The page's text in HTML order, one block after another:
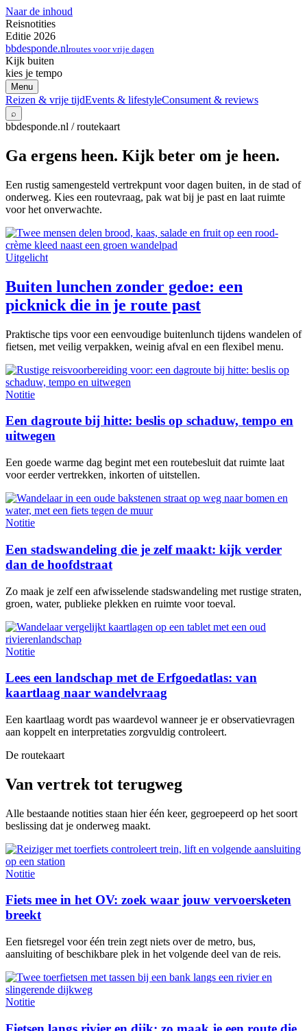
Naar de inhoud
Reisnotities
Editie 2026
bbdesponde.nlroutes voor vrije dagen
Kijk buiten
kies je tempo
Menu
Reizen & vrije tijdEvents & lifestyleConsument & reviews
⌕
bbdesponde.nl / routekaart
Ga ergens heen. Kijk beter om je heen.
Een rustig samengesteld vertrekpunt voor dagen buiten, in de stad of
onderweg. Kies een routevraag, pak wat bij je past en laat ruimte
voor het onverwachte.
Uitgelicht
Buiten lunchen zonder gedoe: een
picknick die in je route past
Praktische tips voor een eenvoudige buitenlunch tijdens wandelen of
fietsen, met veilig verpakken, weinig afval en een flexibel menu.
Notitie
Een dagroute bij hitte: beslis op schaduw, tempo en
uitwegen
Een goede warme dag begint met een routebesluit dat ruimte laat
voor eerder vertrekken, inkorten of uitstellen.
Notitie
Een stadswandeling die je zelf maakt: kijk verder
dan de hoofdstraat
Zo maak je zelf een afwisselende stadswandeling met rustige straten,
groen, water, publieke plekken en ruimte voor toeval.
Notitie
Lees een landschap met de Erfgoedatlas: van
kaartlaag naar wandelvraag
Een kaartlaag wordt pas waardevol wanneer je er observatievragen
aan koppelt en interpretaties zorgvuldig controleert.
De routekaart
Van vertrek tot terugweg
Alle bestaande notities staan hier één keer, gegroepeerd op het soort
beslissing dat je onderweg maakt.
Notitie
Fiets mee in het OV: zoek waar jouw vervoersketen
breekt
Een fietsregel voor één trein zegt niets over de metro, bus,
aansluiting of beschikbare plek in het volgende deel van de reis.
Notitie